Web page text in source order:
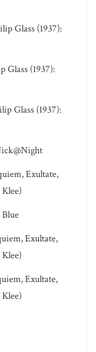
Glass (1937):
Glass (1937):
Glass (1937):
Exultate,
Exultate,
Exultate,